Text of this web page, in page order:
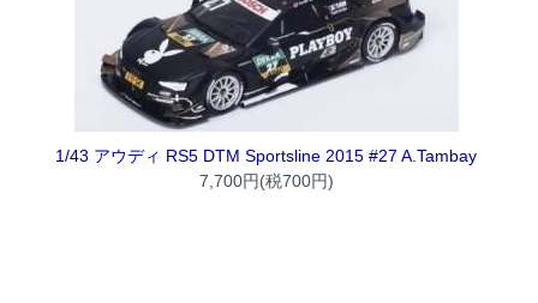
1/43 アウディ RS5 DTM Sportsline 2015 #27 A.Tambay
7,700円(税700円)